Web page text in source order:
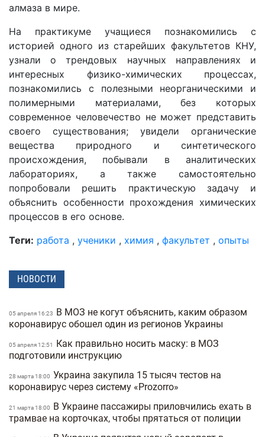
алмаза в мире.
На практикуме учащиеся познакомились с
историей одного из старейших факультетов КНУ,
узнали о трендовых научных направлениях и
интересных физико-химических процессах,
познакомились с полезными неорганическими и
полимерными материалами, без которых
современное человечество не может представить
своего существования; увидели органические
вещества природного и синтетического
происхождения, побывали в аналитических
лабораториях, а также самостоятельно
попробовали решить практическую задачу и
объяснить особенности прохождения химических
процессов в его основе.
Теги: работа , ученики , химия , факультет , опыты
НОВОСТИ
05 апреля 16:23
В МОЗ не когут объяснить, каким образом
коронавирус обошел один из регионов Украины
05 апреля 12:51
Как правильно носить маску: в МОЗ
подготовили инструкцию
28 марта 18:00 Украина закупила 15 тысяч тестов на
коронавирус через систему «Prozorro»
21 марта 18:00
В Украине пассажиры приловчились ехать в
трамвае на корточках, чтобы прятаться от полиции